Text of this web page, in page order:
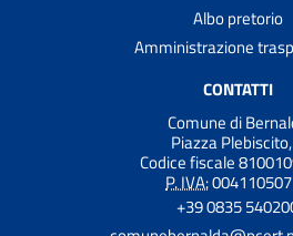
Albo pretorio
Amministrazione
CONTATTI
Comune di
Piazza
Codice fiscale
P. IVA:
+39 0835